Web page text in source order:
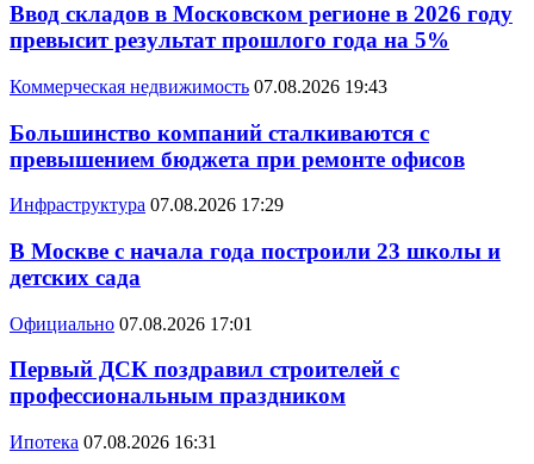
Ввод складов в Московском регионе в 2026 году
превысит результат прошлого года на 5%
Коммерческая недвижимость 07.08.2026 19:43
Большинство компаний сталкиваются с
превышением бюджета при ремонте офисов
Инфраструктура 07.08.2026 17:29
В Москве с начала года построили 23 школы и
детских сада
Официально 07.08.2026 17:01
Первый ДСК поздравил строителей с
профессиональным праздником
Ипотека 07.08.2026 16:31